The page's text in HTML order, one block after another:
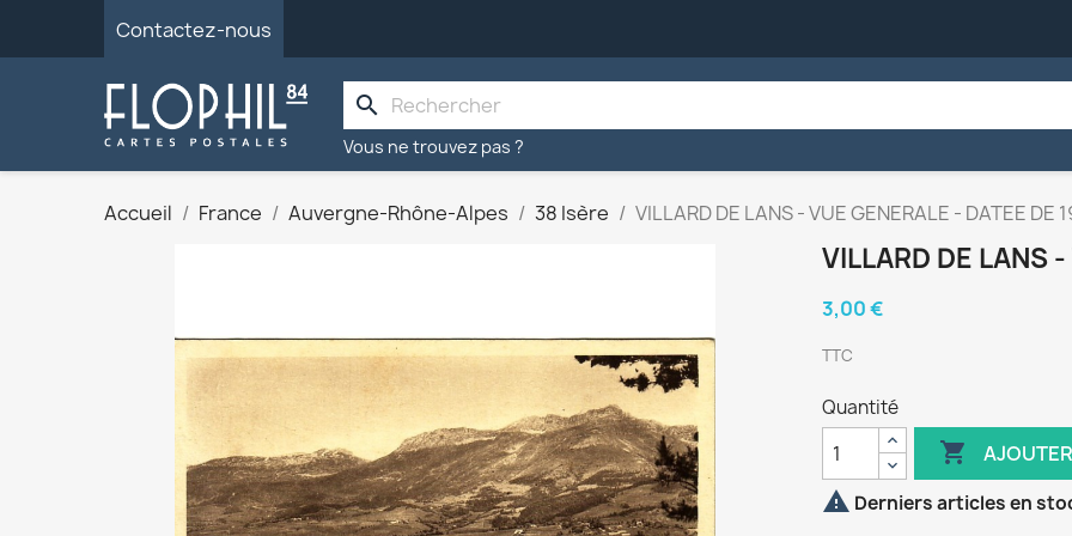
Contactez-nous
search
Vous ne trouvez pas ?
Accueil France Auvergne-Rhône-Alpes 38 Isère VILLARD DE LANS - VUE GENERALE - DATEE DE
VILLARD DE LANS
3,00 €
TTC
Quantité

 Derniers articles en